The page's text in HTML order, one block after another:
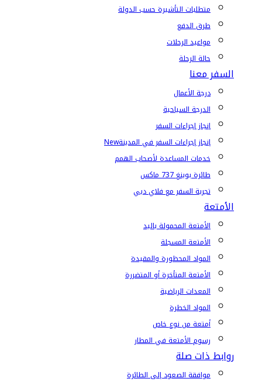
متطلبات التأشيرة حسب الدولة
طرق الدفع
مواعيد الرحلات
حالة الرحلة
السفر معنا
درجة الأعمال
الدرجة السياحية
إنجاز إجراءات السفر
إنجاز إجراءات السفر في المدينةNew
خدمات المساعدة لأصحاب الهمم
طائرة بوينغ 737 ماكس
تجربة السفر مع فلاي دبي
الأمتعة
الأمتعة المحمولة باليد
الأمتعة المسجلة
المواد المحظورة والمقيدة
الأمتعة المتأخرة أو المتضررة
المعدات الرياضية
المواد الخطرة
أمتعة من نوع خاص
رسوم الأمتعة في المطار
روابط ذات صلة
موافقة الصعود إلى الطائرة